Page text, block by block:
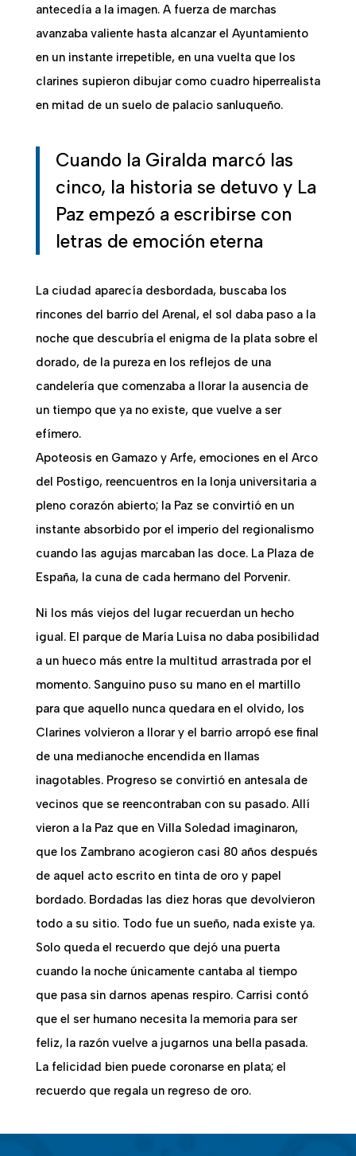
antecedía a la imagen. A fuerza de marchas
avanzaba valiente hasta alcanzar el Ayuntamiento
en un instante irrepetible, en una vuelta que los
clarines supieron dibujar como cuadro hiperrealista
en mitad de un suelo de palacio sanluqueño.
Cuando la Giralda marcó las
cinco, la historia se detuvo y La
Paz empezó a escribirse con
letras de emoción eterna
La ciudad aparecía desbordada, buscaba los
rincones del barrio del Arenal, el sol daba paso a la
noche que descubría el enigma de la plata sobre el
dorado, de la pureza en los reflejos de una
candelería que comenzaba a llorar la ausencia de
un tiempo que ya no existe, que vuelve a ser
efímero.
Apoteosis en Gamazo y Arfe, emociones en el Arco
del Postigo, reencuentros en la lonja universitaria a
pleno corazón abierto; la Paz se convirtió en un
instante absorbido por el imperio del regionalismo
cuando las agujas marcaban las doce. La Plaza de
España, la cuna de cada hermano del Porvenir.
Ni los más viejos del lugar recuerdan un hecho
igual. El parque de María Luisa no daba posibilidad
a un hueco más entre la multitud arrastrada por el
momento. Sanguino puso su mano en el martillo
para que aquello nunca quedara en el olvido, los
Clarines volvieron a llorar y el barrio arropó ese final
de una medianoche encendida en llamas
inagotables. Progreso se convirtió en antesala de
vecinos que se reencontraban con su pasado. Allí
vieron a la Paz que en Villa Soledad imaginaron,
que los Zambrano acogieron casi 80 años después
de aquel acto escrito en tinta de oro y papel
bordado. Bordadas las diez horas que devolvieron
todo a su sitio. Todo fue un sueño, nada existe ya.
Solo queda el recuerdo que dejó una puerta
cuando la noche únicamente cantaba al tiempo
que pasa sin darnos apenas respiro. Carrisi contó
que el ser humano necesita la memoria para ser
feliz, la razón vuelve a jugarnos una bella pasada.
La felicidad bien puede coronarse en plata; el
recuerdo que regala un regreso de oro.